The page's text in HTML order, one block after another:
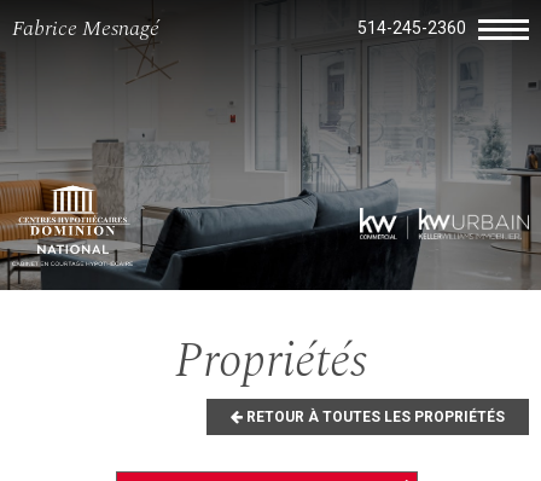
Fabrice Mesnagé 514-245-2360
Propriétés
RETOUR À TOUTES LES PROPRIÉTÉS